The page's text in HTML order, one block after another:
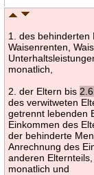
1. des behinderten
Waisenrenten,
monatlich,
2. der Eltern bis
des verwitweten
getrennt lebenden
Einkommen des
der behinderte
Anrechnung des
anderen
monatlich und